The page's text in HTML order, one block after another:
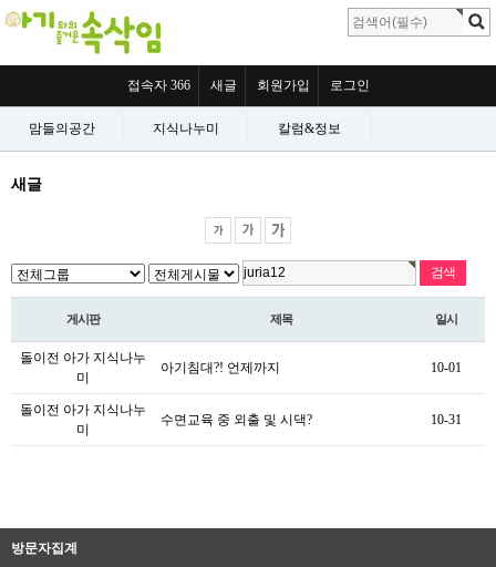
접속자 366 새글 회원가입 로그인
맘들의공간 지식나누미 칼럼&정보
새글
게시판 제목 일시
돌이전 아가 지식나누
미
아기침대?! 언제까지 10-01
돌이전 아가 지식나누
미
수면교육 중 외출 및 시댁? 10-31
방문자집계